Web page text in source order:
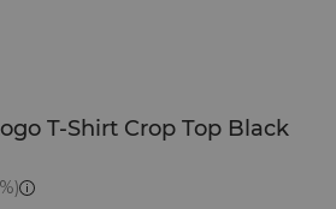
T-Shirt Crop Top Black